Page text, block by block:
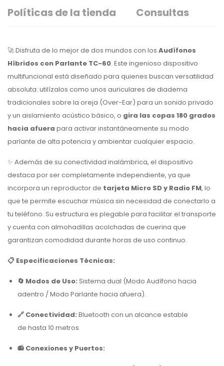
Políticas de la tienda
Consultas
🚀 Disfruta de lo mejor de dos mundos con los Audífonos
Híbridos con Parlante TC-60. Este ingenioso dispositivo
multifuncional está diseñado para quienes buscan versatilidad
absoluta: utilízalos como unos auriculares de diadema
tradicionales sobre la oreja (Over-Ear) para un sonido privado
y un aislamiento acústico básico, o gira las copas 180 grados
hacia afuera para activar instantáneamente su modo
parlante de alta potencia y ambientar cualquier espacio.
✨ Además de su conectividad inalámbrica, el dispositivo
destaca por ser completamente independiente, ya que
incorpora un reproductor de tarjeta Micro SD y Radio FM, lo
que te permite escuchar música sin necesidad de conectarlo a
tu teléfono. Su estructura es plegable para facilitar el transporte
y cuenta con almohadillas acolchadas de cuerina que
garantizan comodidad durante horas de uso continuo.
📋 Especificaciones Técnicas:
🔄 Modos de Uso: Sistema dual (Modo Audífono hacia
adentro / Modo Parlante hacia afuera).
🔗 Conectividad: Bluetooth con un alcance estable
de hasta 10 metros.
📻 Conexiones y Puertos: